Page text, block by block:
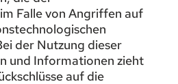
Falle von Angriffen auf
der Nutzung dieser
und Informationen zieht
auf die